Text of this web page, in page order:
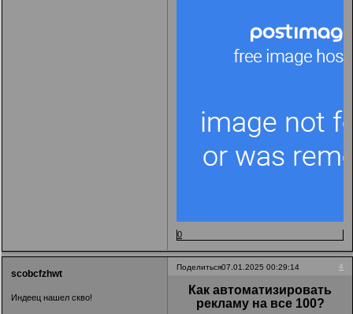
0
Поделиться 4
07.01.2025 00:29:14
scobcfzhwt
Индеец нашел скво!
Как автоматизировать
рекламу на все 100?